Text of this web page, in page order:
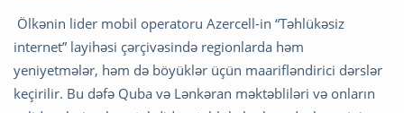
Ölkənin lider mobil operatoru Azercell-in “Təhlükəsiz
internet” layihəsi çərçivəsində regionlarda həm
yeniyetmələr, həm də böyüklər üçün maarifləndirici dərslər
keçirilir. Bu dəfə Quba və Lənkəran məktəbliləri və onların